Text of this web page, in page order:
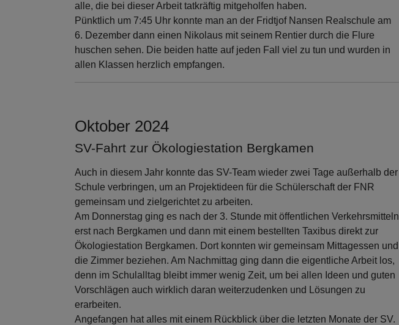
alle, die bei dieser Arbeit tatkräftig mitgeholfen haben.
Pünktlich um 7:45 Uhr konnte man an der Fridtjof Nansen Realschule am
6. Dezember dann einen Nikolaus mit seinem Rentier durch die Flure
huschen sehen. Die beiden hatte auf jeden Fall viel zu tun und wurden in
allen Klassen herzlich empfangen.
Oktober 2024
SV-Fahrt zur Ökologiestation Bergkamen
Auch in diesem Jahr konnte das SV-Team wieder zwei Tage außerhalb der
Schule verbringen, um an Projektideen für die Schülerschaft der FNR
gemeinsam und zielgerichtet zu arbeiten.
Am Donnerstag ging es nach der 3. Stunde mit öffentlichen Verkehrsmitteln
erst nach Bergkamen und dann mit einem bestellten Taxibus direkt zur
Ökologiestation Bergkamen. Dort konnten wir gemeinsam Mittagessen und
die Zimmer beziehen. Am Nachmittag ging dann die eigentliche Arbeit los,
denn im Schulalltag bleibt immer wenig Zeit, um bei allen Ideen und guten
Vorschlägen auch wirklich daran weiterzudenken und Lösungen zu
erarbeiten.
Angefangen hat alles mit einem Rückblick über die letzten Monate der SV.